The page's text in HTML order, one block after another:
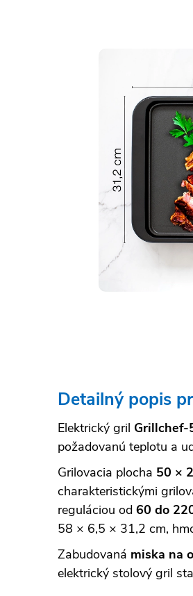
Detailný popis
Elektrický gril Grillchef-
požadovanú teplotu a
Grilovacia plocha 50 ×
charakteristickými
reguláciou od 60 do
58 × 6,5 × 31,2 cm,
Zabudovaná miska na
elektrický stolový gril